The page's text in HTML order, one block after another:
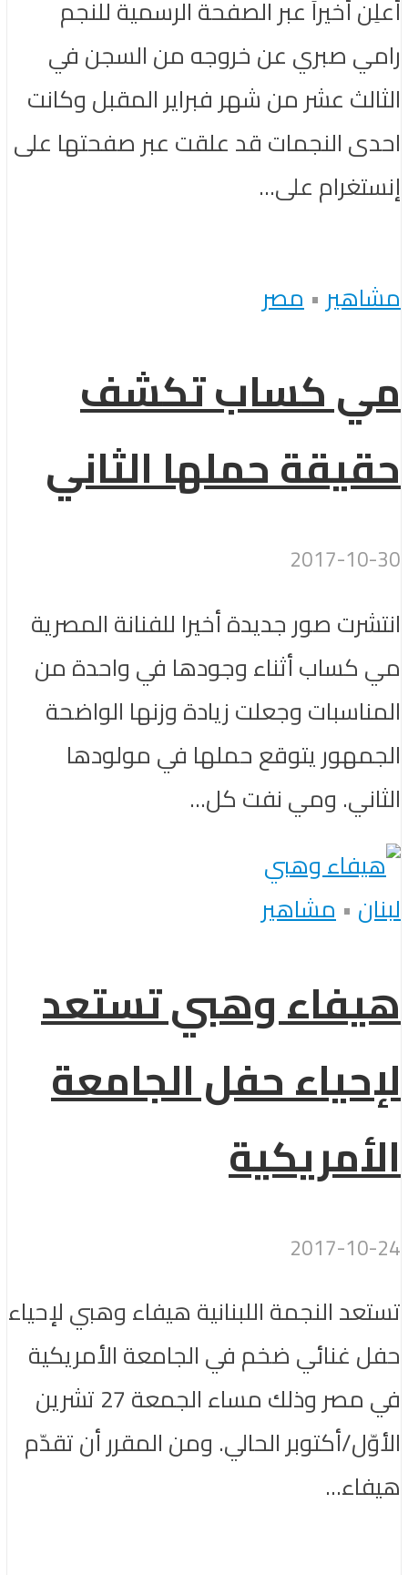
أعلِن أخيراً عبر الصفحة الرسمية للنجم
رامي صبري عن خروجه من السجن في
الثالث عشر من شهر فبراير المقبل وكانت
احدى النجمات قد علقت عبر صفحتها على
إنستغرام على...
مشاهير•مصر
مي كساب تكشف
حقيقة حملها الثاني
2017-10-30
انتشرت صور جديدة أخيرا للفنانة المصرية
مي كساب أثناء وجودها في واحدة من
المناسبات وجعلت زيادة وزنها الواضحة
الجمهور يتوقع حملها في مولودها
الثاني. ومي نفت كل...
لبنان •مشاهير
هيفاء وهبي تستعد
لإحياء حفل الجامعة
الأمريكية
2017-10-24
تستعد النجمة اللبنانية هيفاء وهبي لإحياء
حفل غنائي ضخم في الجامعة الأمريكية
في مصر وذلك مساء الجمعة 27 تشرين
الأوّل/أكتوبر الحالي. ومن المقرر أن تقدّم
هيفاء...